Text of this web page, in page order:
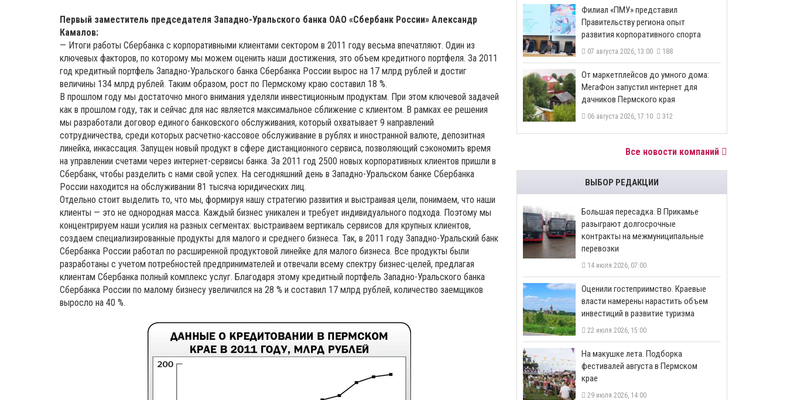
Первый заместитель председателя Западно-Уральского банка ОАО «Сбербанк России» Александр
Камалов:
— Итоги работы Сбербанка с корпоративными клиентами сектором в 2011 году весьма впечатляют. Один из
ключевых факторов, по которому мы можем оценить наши достижения, это объем кредитного портфеля. За 2011
год кредитный портфель Западно-Уральского банка Сбербанка России вырос на 17 млрд рублей и достиг
величины 134 млрд рублей. Таким образом, рост по Пермскому краю составил 18 %.
В прошлом году мы достаточно много внимания уделяли инвестиционным продуктам. При этом ключевой задачей
как в прошлом году, так и сейчас для нас является максимальное сближение с клиентом. В рамках ее решения
мы разработали договор единого банковского обслуживания, который охватывает 9 направлений
сотрудничества, среди которых расчетно-кассовое обслуживание в рублях и иностранной валюте, депозитная
линейка, инкассация. Запущен новый продукт в сфере дистанционного сервиса, позволяющий сэкономить время
на управлении счетами через интернет-сервисы банка. За 2011 год 2500 новых корпоративных клиентов пришли в
Сбербанк, чтобы разделить с нами свой успех. На сегодняшний день в Западно-Уральском банке Сбербанка
России находится на обслуживании 81 тысяча юридических лиц.
Отдельно стоит выделить то, что мы, формируя нашу стратегию развития и выстраивая цели, понимаем, что наши
клиенты — это не однородная масса. Каждый бизнес уникален и требует индивидуального подхода. Поэтому мы
концентрируем наши усилия на разных сегментах: выстраиваем вертикаль сервисов для крупных клиентов,
создаем специализированные продукты для малого и среднего бизнеса. Так, в 2011 году Западно-Уральский банк
Сбербанка России работал по расширенной продуктовой линейке для малого бизнеса. Все продукты были
разработаны с учетом потребностей предпринимателей и отвечали всему спектру бизнес-целей, предлагая
клиентам Сбербанка полный комплекс услуг. Благодаря этому кредитный портфель Западно-Уральского банка
Сбербанка России по малому бизнесу увеличился на 28 % и составил 17 млрд рублей, количество заемщиков
выросло на 40 %.
​Филиал «ПМУ» представил
Правительству региона опыт
развития корпоративного спорта
07 августа 2026, 13:00 188
От маркетплейсов до умного дома:
МегаФон запустил интернет для
дачников Пермского края
06 августа 2026, 17:10 312
Все новости компаний
ВЫБОР РЕДАКЦИИ
Большая пересадка. В Прикамье
разыграют долгосрочные
контракты на межмуниципальные
перевозки
14 июля 2026, 07:00
Оценили гостеприимство. Краевые
власти намерены нарастить объем
инвестиций в развитие туризма
22 июля 2026, 15:00
На макушке лета. Подборка
фестивалей августа в Пермском
крае
29 июля 2026, 14:00